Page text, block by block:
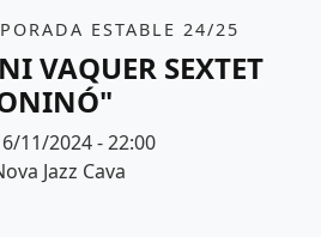
ESTABLE 24/25
VAQUER SEXTET
11/2024 - 22:00
Jazz Cava